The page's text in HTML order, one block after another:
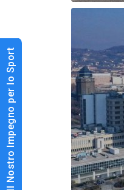
Il Nostro Impegno per lo Sport